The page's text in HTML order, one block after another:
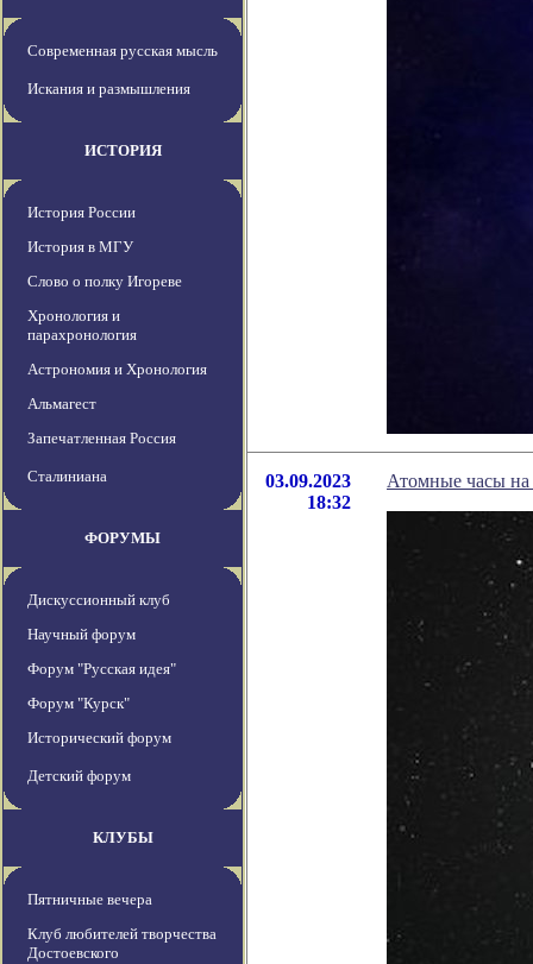
Современная русская мысль
Искания и размышления
ИСТОРИЯ
История России
История в МГУ
Слово о полку Игореве
Хронология и
парахронология
Астрономия и Хронология
Альмагест
Запечатленная Россия
Сталиниана
ФОРУМЫ
Дискуссионный клуб
Научный форум
Форум "Русская идея"
Форум "Курск"
Исторический форум
Детский форум
КЛУБЫ
Пятничные вечера
Клуб любителей творчества
Достоевского
03.09.2023
18:32
Атомные часы на